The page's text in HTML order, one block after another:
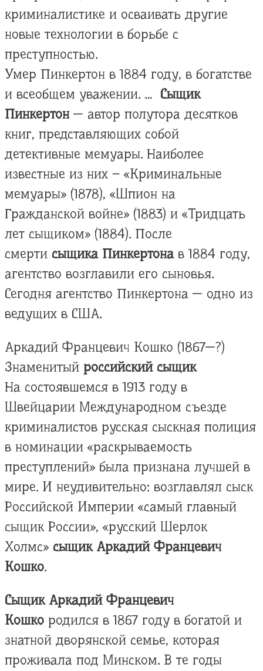
криминалистике и осваивать другие
новые технологии в борьбе с
преступностью.
Умер Пинкертон в 1884 году, в богатстве
и всеобщем уважении. … Сыщик
Пинкертон— автор полутора десятков
книг, представляющих собой
детективные мемуары. Наиболее
известные из них – «Криминальные
мемуары» (1878), «Шпион на
Гражданской войне» (1883) и «Тридцать
лет сыщиком» (1884). После
смерти сыщика Пинкертонав 1884 году,
агентство возглавили его сыновья.
Сегодня агентство Пинкертона — одно из
ведущих в США.
Аркадий Францевич Кошко (1867—?)
Знаменитый российский сыщик
На состоявшемся в 1913 году в
Швейцарии Международном съезде
криминалистов русская сыскная полиция
в номинации «раскрываемость
преступлений» была признана лучшей в
мире. И неудивительно: возглавлял сыск
Российской Империи «самый главный
сыщик России», «русский Шерлок
Холмc» сыщик Аркадий Францевич
Кошко.
Сыщик Аркадий Францевич
Кошко родился в 1867 году в богатой и
знатной дворянской семье, которая
проживала под Минском. В те годы